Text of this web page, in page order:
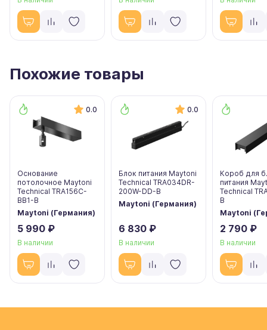
Похожие товары
0.0
Основание
потолочное Maytoni
Technical TRA156C-
BB1-B
Maytoni (Германия)
5 990 ₽
В наличии
0.0
Блок питания Maytoni
Technical TRA034DR-
200W-DD-B
Maytoni (Германия)
6 830 ₽
В наличии
Короб для
питания
Technical
B
Maytoni
2 790 ₽
В наличии